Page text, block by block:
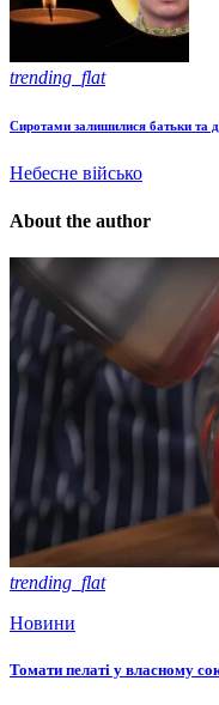
trending_flat
Сиротами залишилися батьки та
Небесне військо
About the author
trending_flat
Новини
Томати пелаті у власному